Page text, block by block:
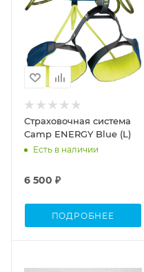
Страховочная система
Camp ENERGY Blue (L)
Есть в наличии
6 500 ₽
ПОДРОБНЕЕ